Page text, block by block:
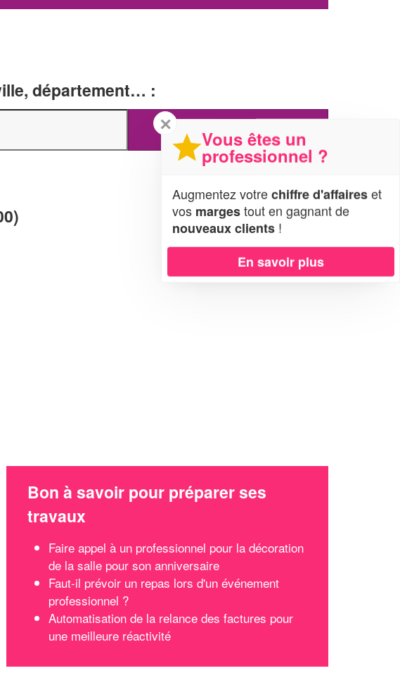
département… :
Bon à savoir pour préparer ses
travaux
Faire appel à un professionnel pour la décoration
de la salle pour son anniversaire
Faut-il prévoir un repas lors d'un événement
professionnel ?
Automatisation de la relance des factures pour
une meilleure réactivité
✕
Vous êtes un
professionnel ?
Augmentez votrechiffre d'affaireset
vos margestout en gagnant de
nouveaux clients !
En savoir plus